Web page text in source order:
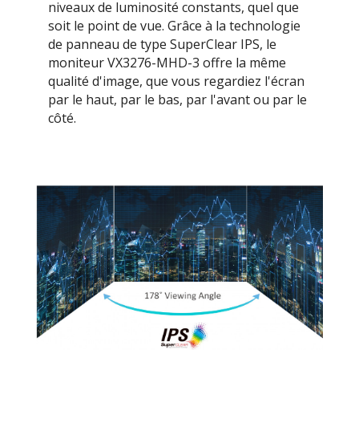
niveaux de luminosité constants, quel que
soit le point de vue. Grâce à la technologie
de panneau de type SuperClear IPS, le
moniteur VX3276-MHD-3 offre la même
qualité d'image, que vous regardiez l'écran
par le haut, par le bas, par l'avant ou par le
côté.